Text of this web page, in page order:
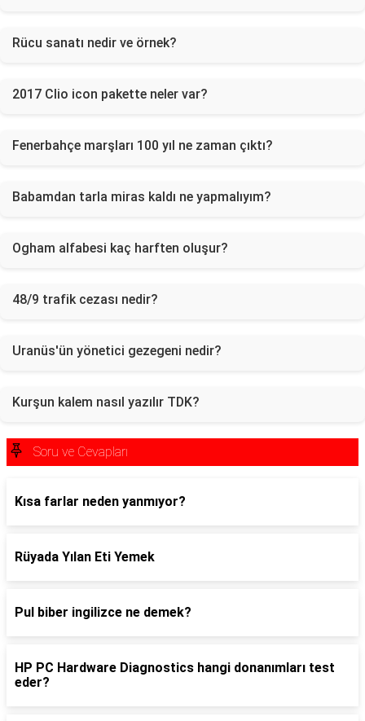
Rücu sanatı nedir ve örnek?
2017 Clio icon pakette neler var?
Fenerbahçe marşları 100 yıl ne zaman çıktı?
Babamdan tarla miras kaldı ne yapmalıyım?
Ogham alfabesi kaç harften oluşur?
48/9 trafik cezası nedir?
Uranüs'ün yönetici gezegeni nedir?
Kurşun kalem nasıl yazılır TDK?
Soru ve Cevapları
Kısa farlar neden yanmıyor?
Rüyada Yılan Eti Yemek
Pul biber ingilizce ne demek?
HP PC Hardware Diagnostics hangi donanımları test
eder?